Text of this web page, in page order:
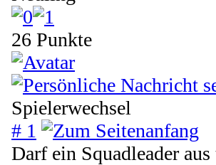
26 Punkte
Spielerwechsel
# 1
Darf ein Squadleader